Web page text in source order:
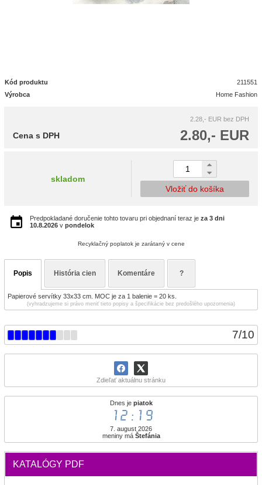
7/10
Zdieľať aktuálnu stránku
Dnes je piatok
12:19
7. august 2026
meniny má Štefánia
KATALÓGY PDF
Kód produktu
211551
Výrobca
Home Fashion
2.28,- EUR bez DPH
2.80,- EUR
Cena s DPH
skladom
Vložiť do košíka
Predpokladané doručenie tohto tovaru pri objednaní teraz je za 3 dni
10.8.2026 v pondelok
Recyklačný poplatok je zarátaný v cene
Popis História cien Komentáre ?
Papierové servítky 33x33 cm. MOC je za 1 balenie = 20 ks.
(vyhradzujeme si právo meniť tieto popisy a špecifikácie bez predošlého upozornenia)